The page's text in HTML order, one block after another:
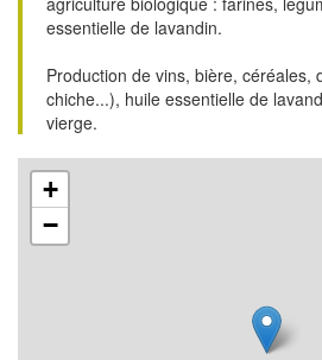
essentielle de lavandin.
Production de vins, bière, céréales,
chiche...), huile essentielle de
vierge.
+
−